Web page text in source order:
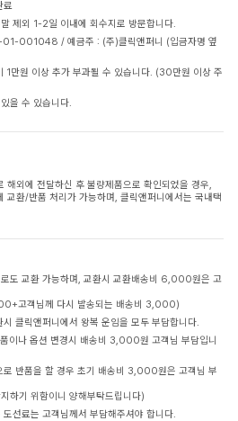
료
제외 1-2일 이내에 회수지로 방문합니다.
001048 / 예금주 : (주)클릭앤퍼니 (입금자명 옆
1만원 이상 추가 부과될 수 있습니다. (30만원 이상 주
을 수 있습니다.
해외에 전달하신 후 불량제품으로 확인되었을 경우,
교환/반품 처리가 가능하며, 클릭앤퍼니에서는 국내택
도 교환 가능하며, 교환시 교환배송비 6,000원은 고
고객님께 다시 발송되는 배송비 3,000)
클릭앤퍼니에서 왕복 운임을 모두 부담합니다.
이나 옵션 변경시 배송비 3,000원 고객님 부담입니
로 반품을 할 경우 초기 배송비 3,000원은 고객님 부
하기 위함이니 양해부탁드립니다)
선료는 고객님께서 부담해주셔야 합니다.